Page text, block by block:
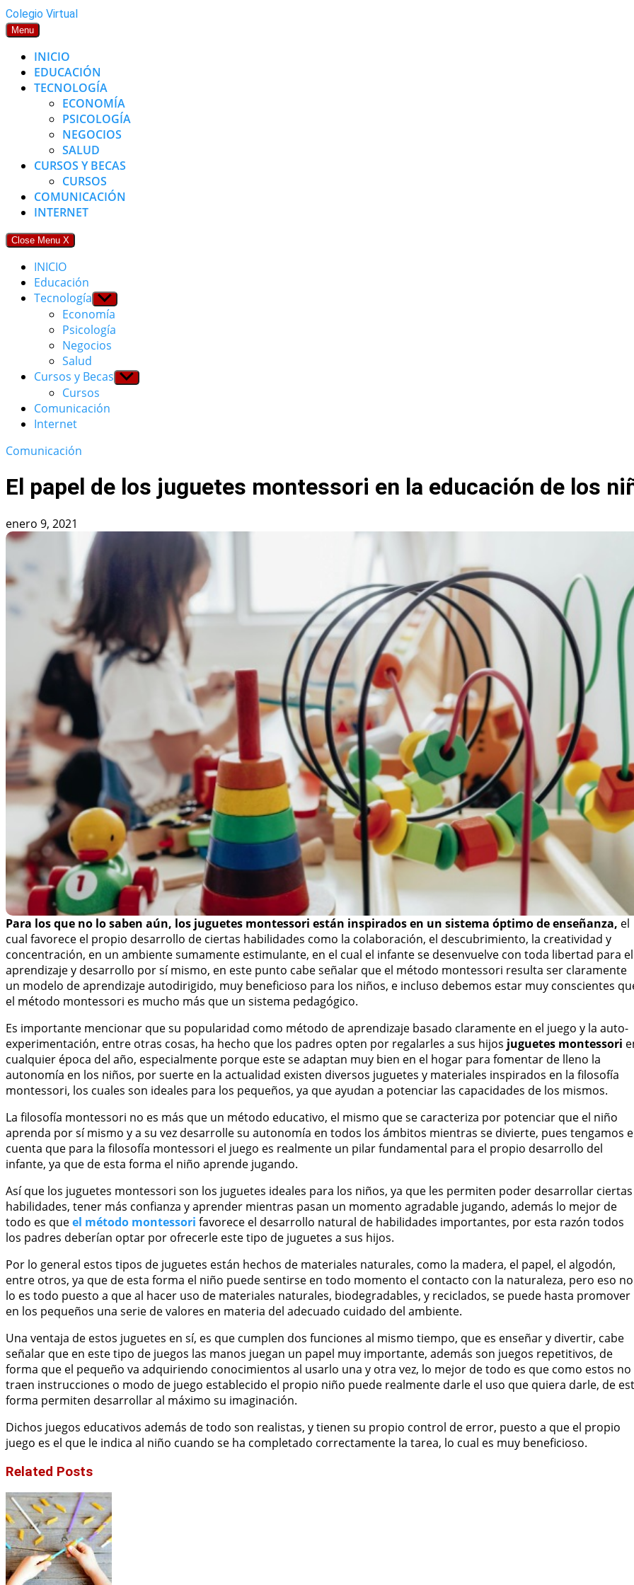
Skip
to
Colegio Virtual
Menu
INICIO
EDUCACIÓN
TECNOLOGÍA
ECONOMÍA
PSICOLOGÍA
NEGOCIOS
SALUD
CURSOS Y BECAS
CURSOS
COMUNICACIÓN
INTERNET
Close Menu X
INICIO
Educación
Tecnología Show
sub
menu
Economía
Psicología
Negocios
Salud
Cursos y Becas Show
sub
Cursos
Comunicación
Internet
Comunicación
El papel de los juguetes montessori en la educación de los
enero 9, 2021
Para los que no lo saben aún, los juguetes montessori están inspirados en un sistema óptimo de enseñanza, el
cual favorece el propio desarrollo de ciertas habilidades como la colaboración, el descubrimiento, la creatividad y
concentración, en un ambiente sumamente estimulante, en el cual el infante se desenvuelve con toda libertad para el
aprendizaje y desarrollo por sí mismo, en este punto cabe señalar que el método montessori resulta ser claramente
un modelo de aprendizaje autodirigido, muy beneficioso para los niños, e incluso debemos estar muy conscientes
el método montessori es mucho más que un sistema pedagógico.
Es importante mencionar que su popularidad como método de aprendizaje basado claramente en el juego y la auto-
experimentación, entre otras cosas, ha hecho que los padres opten por regalarles a sus hijos juguetes montessori
cualquier época del año, especialmente porque este se adaptan muy bien en el hogar para fomentar de lleno la
autonomía en los niños, por suerte en la actualidad existen diversos juguetes y materiales inspirados en la filosofía
montessori, los cuales son ideales para los pequeños, ya que ayudan a potenciar las capacidades de los mismos.
La filosofía montessori no es más que un método educativo, el mismo que se caracteriza por potenciar que el niño
aprenda por sí mismo y a su vez desarrolle su autonomía en todos los ámbitos mientras se divierte, pues tengamos
cuenta que para la filosofía montessori el juego es realmente un pilar fundamental para el propio desarrollo del
infante, ya que de esta forma el niño aprende jugando.
Así que los juguetes montessori son los juguetes ideales para los niños, ya que les permiten poder desarrollar ciertas
habilidades, tener más confianza y aprender mientras pasan un momento agradable jugando, además lo mejor de
todo es queel método montessori favorece el desarrollo natural de habilidades importantes, por esta razón todos
los padres deberían optar por ofrecerle este tipo de juguetes a sus hijos.
Por lo general estos tipos de juguetes están hechos de materiales naturales, como la madera, el papel, el algodón,
entre otros, ya que de esta forma el niño puede sentirse en todo momento el contacto con la naturaleza, pero eso no
lo es todo puesto a que al hacer uso de materiales naturales, biodegradables, y reciclados, se puede hasta promover
en los pequeños una serie de valores en materia del adecuado cuidado del ambiente.
Una ventaja de estos juguetes en sí, es que cumplen dos funciones al mismo tiempo, que es enseñar y divertir, cabe
señalar que en este tipo de juegos las manos juegan un papel muy importante, además son juegos repetitivos, de
forma que el pequeño va adquiriendo conocimientos al usarlo una y otra vez, lo mejor de todo es que como estos no
traen instrucciones o modo de juego establecido el propio niño puede realmente darle el uso que quiera darle, de
forma permiten desarrollar al máximo su imaginación.
Dichos juegos educativos además de todo son realistas, y tienen su propio control de error, puesto a que el propio
juego es el que le indica al niño cuando se ha completado correctamente la tarea, lo cual es muy beneficioso.
Related Posts